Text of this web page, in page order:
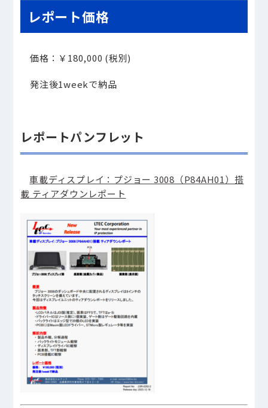
レポート価格
価格：￥ 180,000 (税別)
発注後1weekで納品
レポートパンフレット
車載ディスプレイ：プジョー 3008（P84AH01）搭
載 ティアダウンレポート